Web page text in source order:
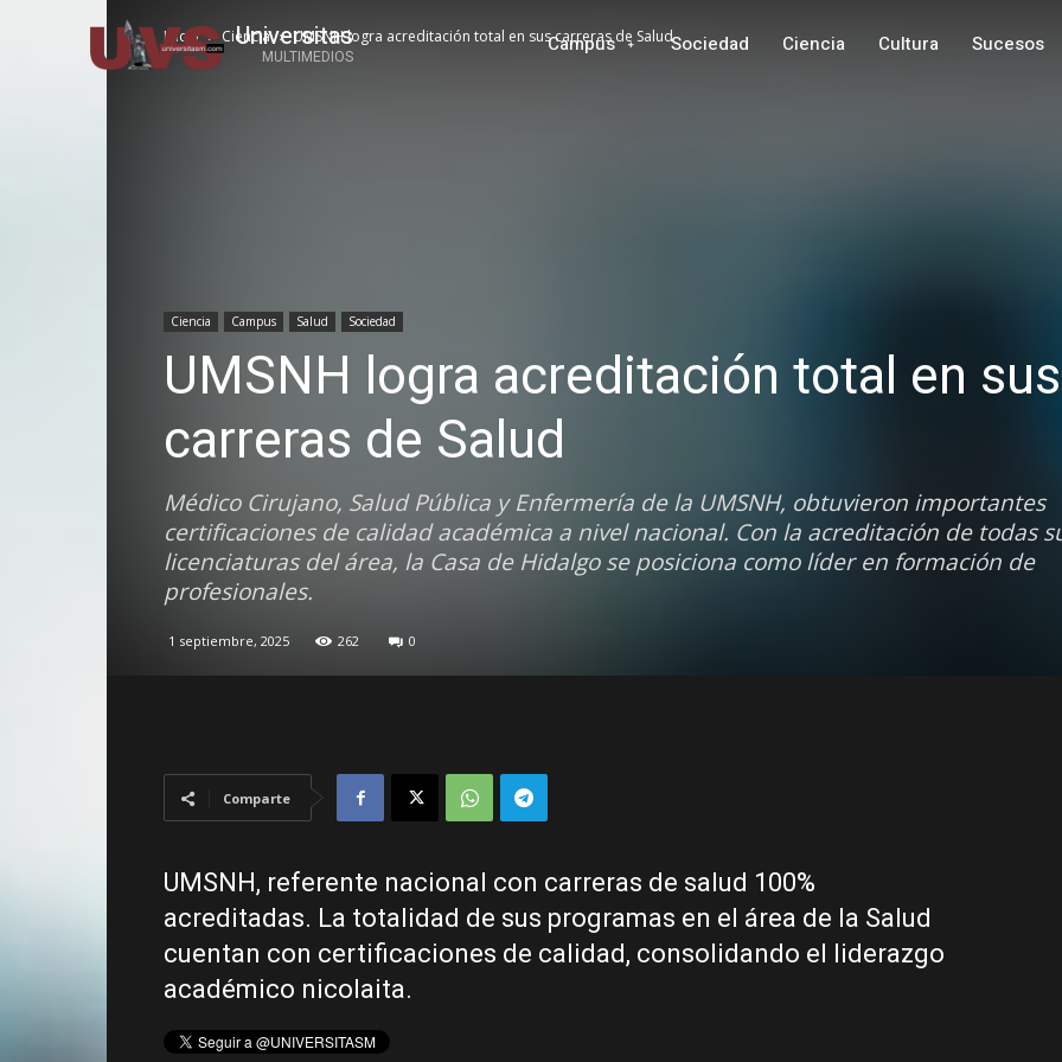
Universitas
MULTIMEDIOS
Campus Sociedad Ciencia Cultura Sucesos
Inicio Ciencia UMSNH logra acreditación total en sus carreras de Salud
Ciencia Campus Salud Sociedad
UMSNH logra acreditación total en sus
carreras de Salud
Médico Cirujano, Salud Pública y Enfermería de la UMSNH, obtuvieron importantes
certificaciones de calidad académica a nivel nacional. Con la acreditación de todas
licenciaturas del área, la Casa de Hidalgo se posiciona como líder en formación de
profesionales.
1 septiembre, 2025 262 0
Comparte
UMSNH, referente nacional con carreras de salud 100%
acreditadas. La totalidad de sus programas en el área de la Salud
cuentan con certificaciones de calidad, consolidando el liderazgo
académico nicolaita.